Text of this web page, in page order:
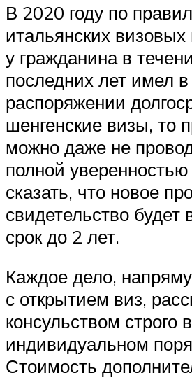
В 2020 году по
итальянских визовых
у гражданина в
последних лет имел
распоряжении
шенгенские визы, то
можно даже не
полной
сказать, что новое
свидетельство будет
срок до 2 лет.
Каждое дело,
с открытием виз,
консульством строго в
индивидуальном
Стоимость